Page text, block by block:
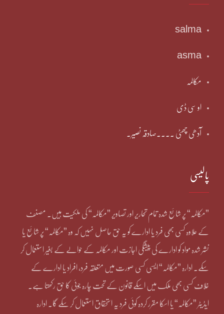
salma
asma
مکالمہ
او سی ڈی
آدھی چھٹی ۔۔۔۔صادقہ نصیر۔
پالیسی
”مکالمہ“ پر شائع شدہ تمام تحاریر اور تصاویر ”مکالمہ“ کی ملکیت ہیں۔ مصنف
کے علاوہ کسی بھی فرد یا ادارے کو یہ حق حاصل نہیں کہ وہ ”مکالمہ“ پر شائع یا
نشر شدہ مواد کو ادارے کی پیشگی اجازت اور مکالمہ کے حوالے کے بغیر استعمال کر
سکے۔ ادارہ ”مکالمہ“ ایسی کسی صورت میں متعلقہ فرد، افراد یا ادارے کے
خلاف کسی بھی ملک میں اسکے قانون کے تحت چارہ جوئی کا حق رکھتا ہے۔
ایڈیٹر ”مکالمہ“ یا اسکا مقرر کردہ کوئی فرد یہ استحقاق استعمال کر سکے گا۔ ادارہ